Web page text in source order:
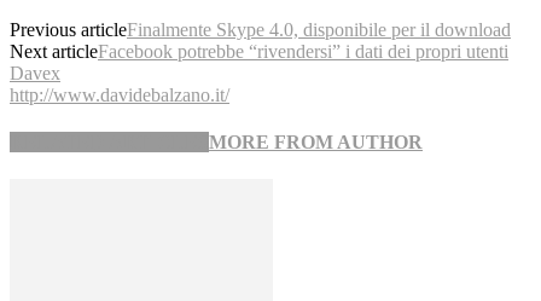
Previous articleFinalmente Skype 4.0, disponibile per il download
Next articleFacebook potrebbe “rivendersi” i dati dei propri utenti
Davex
http://www.davidebalzano.it/
MORE FROM AUTHOR